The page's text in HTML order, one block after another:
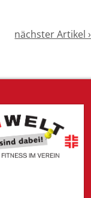
nächster Artikel ›